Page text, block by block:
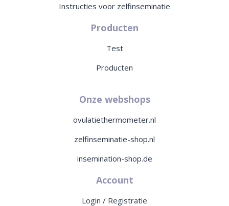
Instructies voor zelfinseminatie
Producten
Test
Producten
Onze webshops
ovulatiethermometer.nl
zelfinseminatie-shop.nl
insemination-shop.de
Account
Login / Registratie